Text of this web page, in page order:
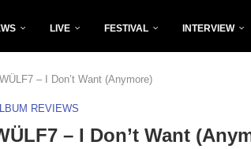
LIVE FESTIVAL INTERVIEW
WÜLF7 – I Don’t Want (Anymore)
REVIEWS
– I Don’t Want